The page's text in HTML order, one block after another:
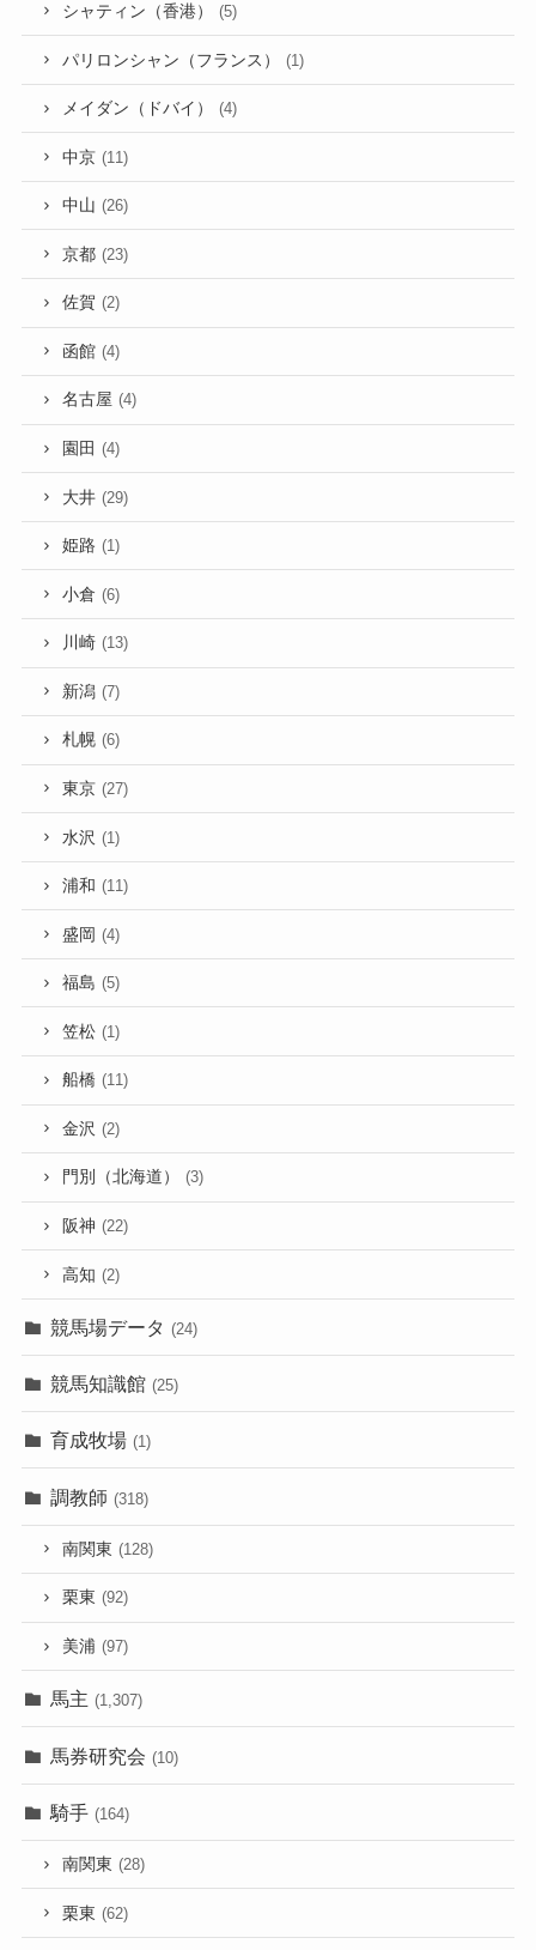
シャティン（香港） (5)
パリロンシャン（フランス） (1)
メイダン（ドバイ） (4)
中京 (11)
中山 (26)
京都 (23)
佐賀 (2)
函館 (4)
名古屋 (4)
園田 (4)
大井 (29)
姫路 (1)
小倉 (6)
川崎 (13)
新潟 (7)
札幌 (6)
東京 (27)
水沢 (1)
浦和 (11)
盛岡 (4)
福島 (5)
笠松 (1)
船橋 (11)
金沢 (2)
門別（北海道） (3)
阪神 (22)
高知 (2)
競馬場データ (24)
競馬知識館 (25)
育成牧場 (1)
調教師 (318)
南関東 (128)
栗東 (92)
美浦 (97)
馬主 (1,307)
馬券研究会 (10)
騎手 (164)
南関東 (28)
栗東 (62)